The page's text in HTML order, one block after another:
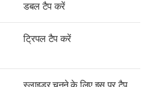
डबल टैप करें
ट्रिपल टैप करें